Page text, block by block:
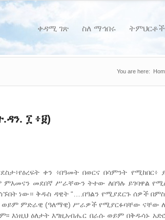
ቀዳሚ ገጽ ስለ ማኅበሩ ትምህርቶች
You are here:
፲ ፥፱)
ቀን ፥በዓመት በወርና በሳምንት የሚከበር፥
መደበኛ ሥራቸውን ትተው ለበዓሉ ይገባዋል
ነው። ቅዱስ ዳዊት “….በዓልን የሚያደርጉ ሰዎች
ወይም ምድራዊ (ዓለማዊ) ሥራዎች የሚያርፉባቸው ናቸው
እነዚህ ዕለታት እግዚአብሔር በራሱ ወይም በቅዱሳኑ